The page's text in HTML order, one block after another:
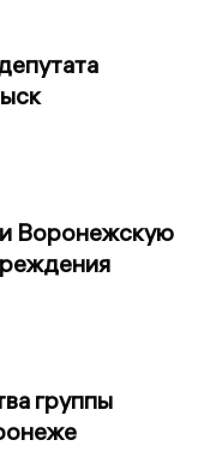
Воронежскую
группы